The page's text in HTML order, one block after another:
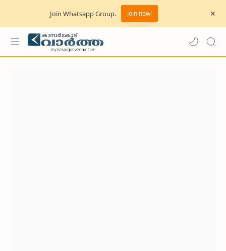
Join Whatsapp Group. Join now!